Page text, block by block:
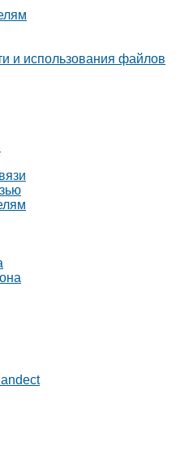
и использования файлов